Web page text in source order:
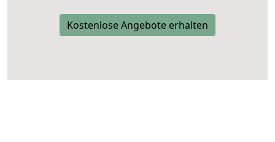
Kostenlose Angebote erhalten